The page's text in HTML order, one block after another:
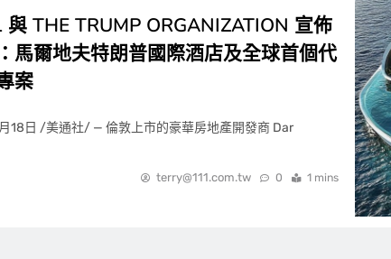
與 THE TRUMP ORGANIZATION 宣佈
馬爾地夫特朗普國際酒店及全球首個代
案
18日 /美通社/ — 倫敦上市的豪華房地產開發商 Dar
terry@111.com.tw 0 1 mins